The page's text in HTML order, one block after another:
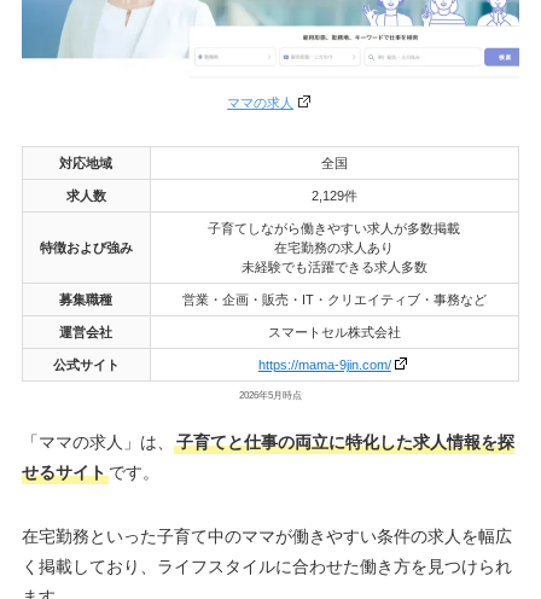
ママの求人
対応地域 全国
求人数 2,129件
特徴および強み
子育てしながら働きやすい求人が多数掲載
在宅勤務の求人あり
未経験でも活躍できる求人多数
募集職種 営業・企画・販売・IT・クリエイティブ・事務など
運営会社 スマートセル株式会社
公式サイト https://mama-9jin.com/
2026年5月時点
「ママの求人」は、
子育てと仕事の両立に特化した求人情報を探
せるサイトです。
在宅勤務といった子育て中のママが働きやすい条件の求人を幅広
く掲載しており、ライフスタイルに合わせた働き方を見つけられ